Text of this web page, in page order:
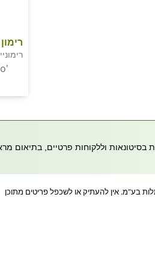
וללקוחות פרטיים, בתיאום מראש- 054-8680199 | משרד 08-
בע"מ. אין להעתיק או לשכפל פריטים מתוכן